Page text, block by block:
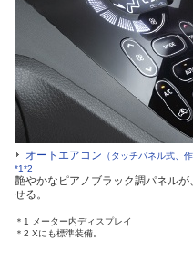
オートエアコン （タッチパネル式、
*1*2
艶やかなピアノブラック調パネル
せる。
＊1 メーター内ディスプレイ
＊2 Xにも標準装備。